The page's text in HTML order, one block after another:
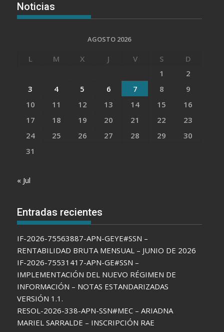
Noticias
AGOSTO 2026
L M X J V S
D
1
2
3
4 5 6 7 8
9
10
11 12 13 14 15
16
17
18 19 20 21 22
23
24
25 26 27 28 29
30
31
« Jul
Entradas recientes
IF-2026-75563887-APN-GEYE#SSN –
RENTABILIDAD BRUTA MENSUAL – JUNIO DE 2026
IF-2026-75531417-APN-GE#SSN –
IMPLEMENTACIÓN DEL NUEVO RÉGIMEN DE
INFORMACIÓN – NOTAS ESTANDARIZADAS
VERSIÓN 1.1.
RESOL-2026-338-APN-SSN#MEC – ARIADNA
MARIEL SARRALDE – INSCRIPCIÓN RAE